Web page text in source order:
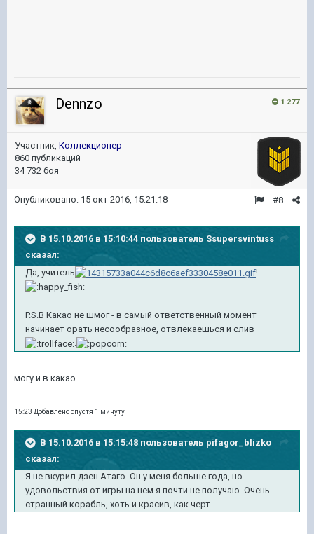
1 277
Dennzo
Участник, Коллекционер
860 публикаций
34 732 боя
#8
Опубликовано: 15 окт 2016, 15:21:18
В 15.10.2016 в 15:10:44 пользователь Ssupersvintuss
сказал:
Да, учитель
!
P.S.В Какао не шмог - в самый ответственный момент
начинает орать несообразное, отвлекаешься и слив
.
могу и в какао
15:23 Добавлено спустя 1 минуту
В 15.10.2016 в 15:15:48 пользователь pifagor_blizko
сказал:
Я не вкурил дзен Атаго. Он у меня больше года, но
удовольствия от игры на нем я почти не получаю. Очень
странный корабль, хоть и красив, как черт.